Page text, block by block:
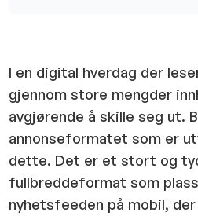
I en digital hverdag der
gjennom store mengder
avgjørende å skille seg ut.
annonseformatet som er
dette. Det er et stort og
fullbreddeformat som
nyhetsfeeden på mobil,